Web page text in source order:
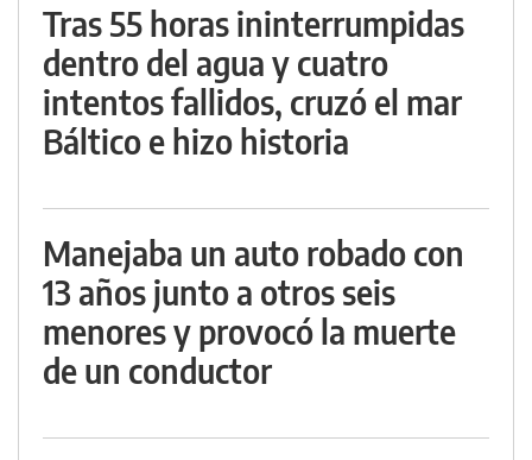
Tras 55 horas ininterrumpidas
dentro del agua y cuatro
intentos fallidos, cruzó el mar
Báltico e hizo historia
Manejaba un auto robado con
13 años junto a otros seis
menores y provocó la muerte
de un conductor